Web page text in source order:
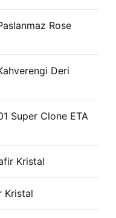
Rose
Deri
Super Clone ETA
Kristal
Kristal